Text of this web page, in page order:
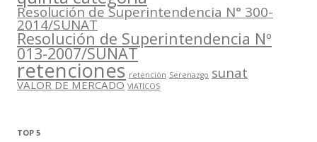
Resolución de Superintendencia N° 300-
2014/SUNAT
Resolución de Superintendencia Nº
013-2007/SUNAT
retenciones retención Serenazgo sunat
VALOR DE MERCADO VIATICOS
TOP 5